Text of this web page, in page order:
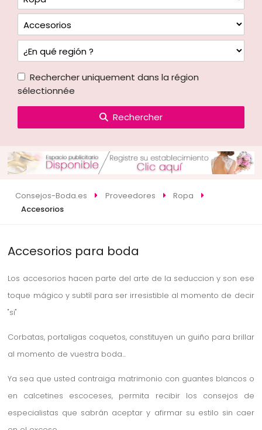
Rechercher uniquement dans la région
sélectionnée
Rechercher
Consejos-Boda.es Proveedores
Ropa
Accesorios
Accesorios para boda
Los accesorios hacen parte del arte de la seduccion y son ese
toque mágico y subtíl para ser irresistible al momento de decir
"si"
Corbatas, portaligas coquetos, constituyen un guiño para brillar
al momento de vuestra boda...
Ya sea que usted contraiga matrimonio con guantes blancos o
en calcetines escoceses, permita recibir los consejos de
especialistas que sabrán aceptar y afirmar su estilo sin caer